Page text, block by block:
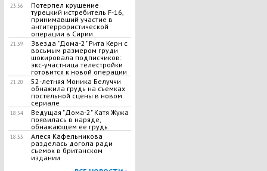
23:56
Потерпел крушение
турецкий истребитель F-16,
принимавший участие в
антитеррористической
операции в Сирии
21:39
Звезда "Дома-2" Рита Керн с
восьмым размером груди
шокировала подписчиков:
экс-участница телестройки
готовится к новой операции
21:20
52-летняя Моника Белуччи
обнажила грудь на съемках
постельной сцены в новом
сериале
18:54
Ведущая "Дома-2" Катя Жужа
появилась в наряде,
обнажающем ее грудь
18:33
Алеся Кафельникова
разделась догола ради
съемок в британском
издании